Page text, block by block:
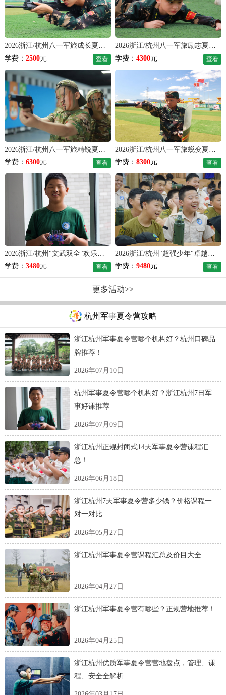
学费： 2500元 查看
学费：4300元 查看
学费： 6300元 查看
学费：8300元 查看
2026浙江/杭州"文武双全"欢乐成长夏令营（7天）
学费： 3480元 查看
2026浙江/杭州"超强少年"卓越成长夏令营（28天）
学费：9480元 查看
更多活动>>
杭州军事夏令营攻略
浙江杭州军事夏令营哪个机构好？杭州口碑品
牌推荐！
2026年07月10日
杭州军事夏令营哪个机构好？浙江杭州7日军
事好课推荐
2026年07月09日
浙江杭州正规封闭式14天军事夏令营课程汇
总！
2026年06月18日
浙江杭州7天军事夏令营多少钱？价格课程一
对一对比
2026年05月27日
浙江杭州军事夏令营课程汇总及价目大全
2026年04月27日
浙江杭州军事夏令营有哪些？正规营地推荐！
2026年04月25日
浙江杭州优质军事夏令营营地盘点，管理、课
程、安全全解析